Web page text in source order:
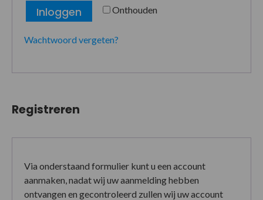
Onthouden
Inloggen
Wachtwoord vergeten?
Registreren
Via onderstaand formulier kunt u een account
aanmaken, nadat wij uw aanmelding hebben
ontvangen en gecontroleerd zullen wij uw account